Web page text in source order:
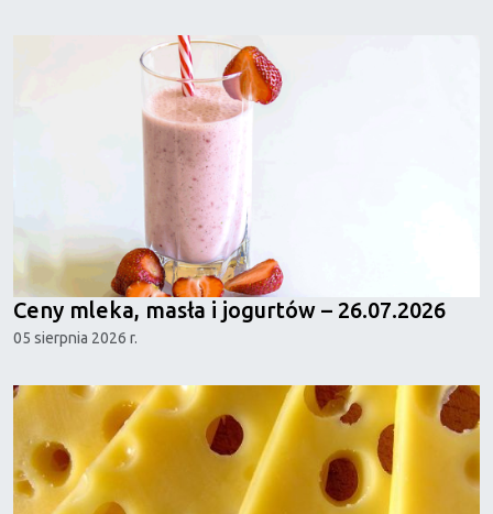
Ceny mleka, masła i jogurtów – 26.07.2026
05 sierpnia 2026 r.